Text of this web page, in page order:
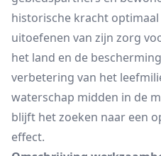
historische kracht
uitoefenen van zijn zorg
het land en de
verbetering van het
waterschap midden in de
blijft het zoeken naar een
effect.